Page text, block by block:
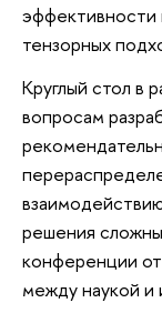
эффективности
тензорных
Круглый стол в
вопросам
решения
конференции
между наукой и